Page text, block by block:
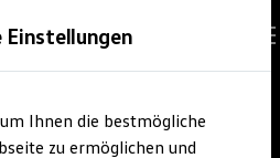
Einstellungen
Ihnen die bestmögliche
zu ermöglichen und